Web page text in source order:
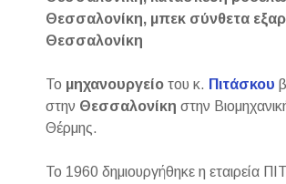
Θεσσαλονίκη, μπεκ σύνθετα
Θεσσαλονίκη
Το μηχανουργείο του κ. Πιτάσκου
στην Θεσσαλονίκη στην
Θέρμης.
Το 1960 δημιουργήθηκε η εταιρεία